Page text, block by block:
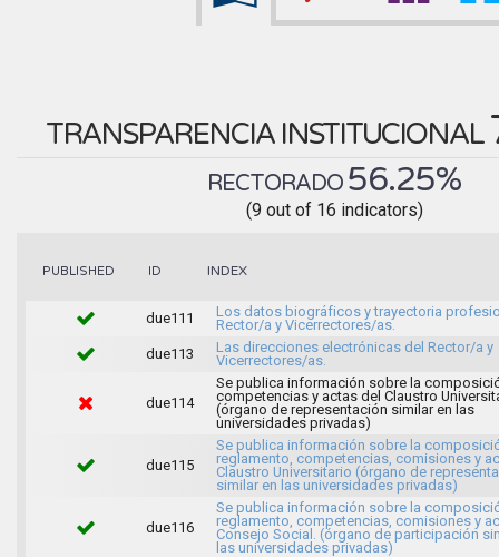
TRANSPARENCIA INSTITUCIONAL
RECTORADO 56.25%
(9 out of 16 indicators)
PUBLISHED ID INDEX
due111
Los datos biográficos y trayectoria
Rector/a y Vicerrectores/as.
due113
Las direcciones electrónicas del Rector/a y
Vicerrectores/as.
due114
Se publica información sobre la
competencias y actas del Claustro
(órgano de representación similar en las
universidades privadas)
due115
Se publica información sobre la
reglamento, competencias, comisiones y
Claustro Universitario (órgano de
similar en las universidades privadas)
due116
Se publica información sobre la
reglamento, competencias, comisiones y
Consejo Social. (órgano de participación
las universidades privadas)